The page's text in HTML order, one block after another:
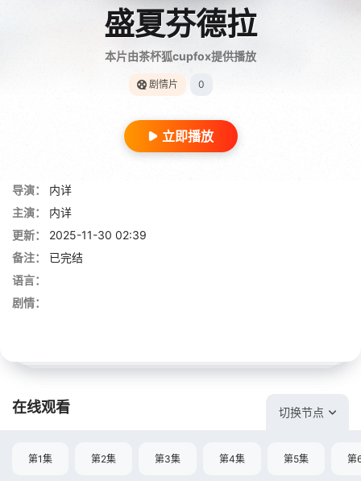
盛夏芬德拉
本片由茶杯狐cupfox提供播放
剧情片 0
立即播放
导演：
内详
主演：
内详
更新：
2025-11-30 02:39
备注：
已完结
语言：
剧情：
在线观看 切换节点
第1集 第2集 第3集 第4集 第5集 第